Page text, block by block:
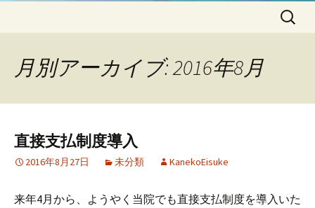
検
月別アーカイブ: 2016年8月
直接支払制度導入
2016年8月27日 未分類 KanekoEisuke
来年4月から、ようやく当院でも直接支払制度を導入いた